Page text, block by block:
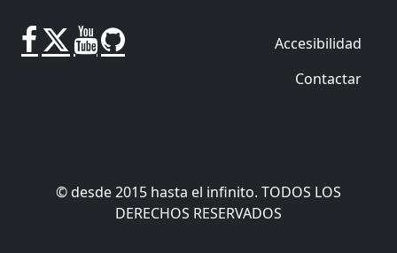
Accesibilidad
Contactar
© desde 2015 hasta el infinito. TODOS LOS
DERECHOS RESERVADOS